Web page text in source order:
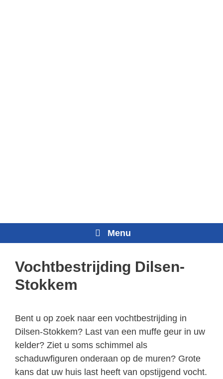
Menu
Vochtbestrijding Dilsen-
Stokkem
Bent u op zoek naar een vochtbestrijding in
Dilsen-Stokkem? Last van een muffe geur in uw
kelder? Ziet u soms schimmel als
schaduwfiguren onderaan op de muren? Grote
kans dat uw huis last heeft van opstijgend vocht.